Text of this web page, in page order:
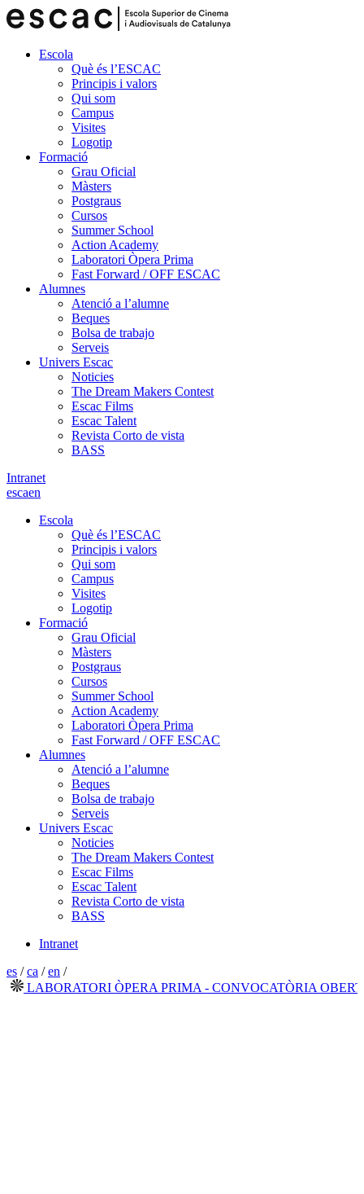
Escola
Què és l’ESCAC
Principis i valors
Qui som
Campus
Visites
Logotip
Formació
Grau Oficial
Màsters
Postgraus
Cursos
Summer School
Action Academy
Laboratori Òpera Prima
Fast Forward / OFF ESCAC
Alumnes
Atenció a l’alumne
Beques
Bolsa de trabajo
Serveis
Univers Escac
Noticies
The Dream Makers Contest
Escac Films
Escac Talent
Revista Corto de vista
BASS
Intranet
escaen
Escola
Què és l’ESCAC
Principis i valors
Qui som
Campus
Visites
Logotip
Formació
Grau Oficial
Màsters
Postgraus
Cursos
Summer School
Action Academy
Laboratori Òpera Prima
Fast Forward / OFF ESCAC
Alumnes
Atenció a l’alumne
Beques
Bolsa de trabajo
Serveis
Univers Escac
Noticies
The Dream Makers Contest
Escac Films
Escac Talent
Revista Corto de vista
BASS
Intranet
es /ca /en /
LABORATORI ÒPERA PRIMA - CONVOCATÒRIA OBERTA